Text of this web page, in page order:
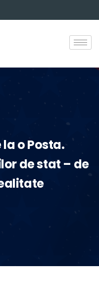
o Posta.
de stat – de